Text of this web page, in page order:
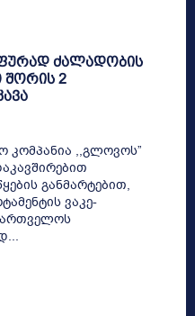
ძალადობის
შორის 2
კომპანია ,,გლოვოს”
განმარტებით,
ვაკე-